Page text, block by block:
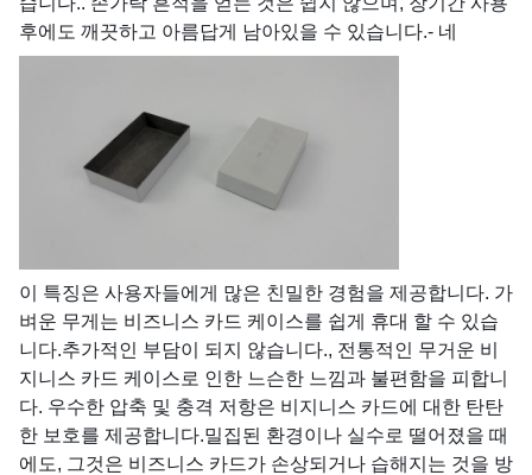
후에도 깨끗하고 아름답게 남아있을 수 있습니다.- 네
이 특징은 사용자들에게 많은 친밀한 경험을 제공합니다. 가
벼운 무게는 비즈니스 카드 케이스를 쉽게 휴대 할 수 있습
니다.추가적인 부담이 되지 않습니다., 전통적인 무거운 비
지니스 카드 케이스로 인한 느슨한 느낌과 불편함을 피합니
다. 우수한 압축 및 충격 저항은 비지니스 카드에 대한 탄탄
한 보호를 제공합니다.밀집된 환경이나 실수로 떨어졌을 때
에도, 그것은 비즈니스 카드가 손상되거나 습해지는 것을 방